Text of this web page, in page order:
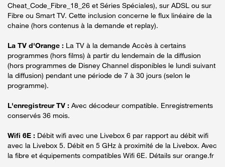
Cheat_Code_Fibre_18_26 et Séries Spéciales), sur ADSL ou sur
Fibre ou Smart TV. Cette inclusion concerne le flux linéaire de la
chaine (hors contenus à la demande et replay).
La TV d'Orange : La TV à la demande Accès à certains
programmes (hors films) à partir du lendemain de la diffusion
(hors programmes de Disney Channel disponibles le lundi suivant
la diffusion) pendant une période de 7 à 30 jours (selon le
programme).
L'enregistreur TV : Avec décodeur compatible. Enregistrements
conservés 36 mois.
Wifi 6E : Débit wifi avec une Livebox 6 par rapport au débit wifi
avec la Livebox 5. Débit en 5 GHz à proximité de la Livebox. Avec
la fibre et équipements compatibles Wifi 6E. Détails sur orange.fr